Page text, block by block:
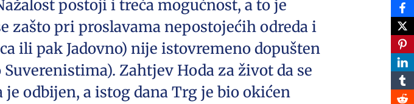
postoji i treća mogućnost, a to je
zašto pri proslavama nepostojećih odreda i
ili pak Jadovno) nije istovremeno dopušten
Zahtjev Hoda za život da se
odbijen, a istog dana Trg je bio okićen